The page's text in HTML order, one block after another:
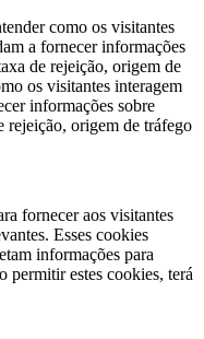
como os visitantes
a fornecer informações
de rejeição, origem de
os visitantes interagem
informações sobre
rejeição, origem de tráfego
fornecer aos visitantes
Esses cookies
informações para
permitir estes cookies, terá